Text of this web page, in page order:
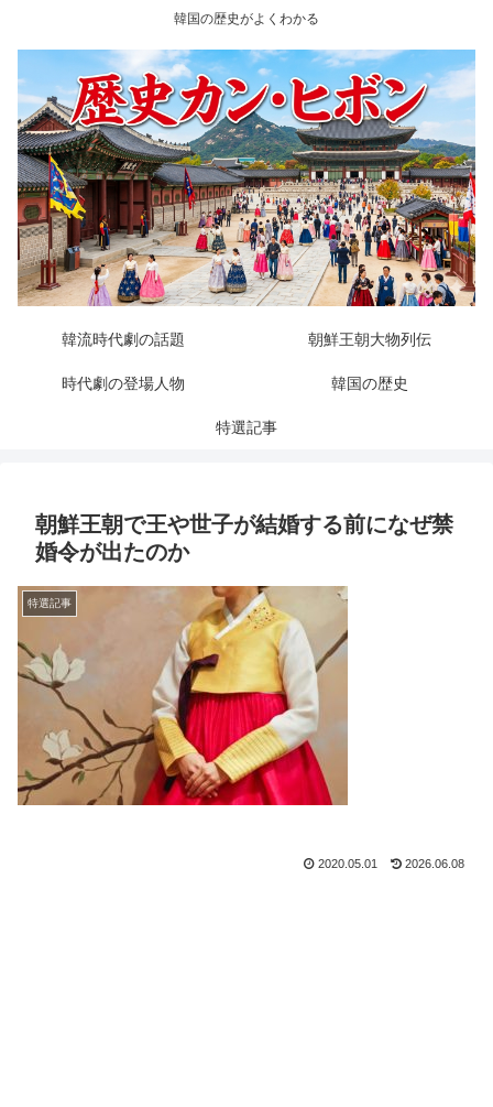
韓国の歴史がよくわかる
韓流時代劇の話題 朝鮮王朝大物列伝
時代劇の登場人物 韓国の歴史
特選記事
朝鮮王朝で王や世子が結婚する前になぜ禁
婚令が出たのか
特選記事
2020.05.01 2026.06.08